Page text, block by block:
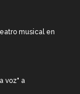
musical en
voz" a